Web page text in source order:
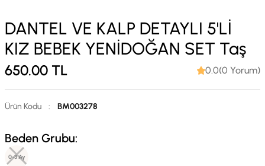
DANTEL VE KALP DETAYLI 5'Lİ
KIZ BEBEK YENİDOĞAN SET Taş
650.00 TL 0.0(0 Yorum)
Ürün Kodu : BM003278
Beden Grubu:
0-3 Ay